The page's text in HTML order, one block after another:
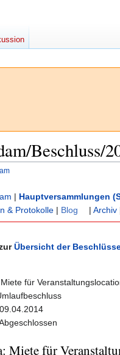
Beschluss/
| Hauptversammlungen
& Protokolle | Blog | Archiv
Übersicht der
Miete für
09.04.2014
Miete für